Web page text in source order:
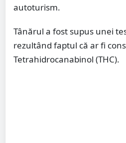
autoturism.
Tânărul a fost supus unei
rezultând faptul că ar fi
Tetrahidrocanabinol (THC).